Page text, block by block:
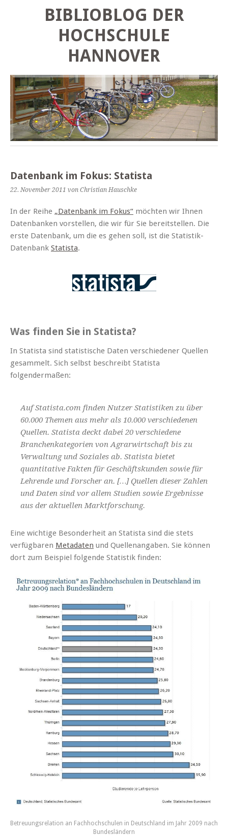
BIBLIOBLOG DER
HOCHSCHULE
HANNOVER
Datenbank im Fokus: Statista
22. November 2011 von Christian Hauschke
In der Reihe „Datenbank im Fokus“ möchten wir Ihnen
Datenbanken vorstellen, die wir für Sie bereitstellen. Die
erste Datenbank, um die es gehen soll, ist die Statistik-
Datenbank Statista.
Was finden Sie in Statista?
In Statista sind statistische Daten verschiedener Quellen
gesammelt. Sich selbst beschreibt Statista
folgendermaßen:
Auf Statista.com finden Nutzer Statistiken zu über
60.000 Themen aus mehr als 10.000 verschiedenen
Quellen. Statista deckt dabei 20 verschiedene
Branchenkategorien von Agrarwirtschaft bis zu
Verwaltung und Soziales ab. Statista bietet
quantitative Fakten für Geschäftskunden sowie für
Lehrende und Forscher an. […] Quellen dieser Zahlen
und Daten sind vor allem Studien sowie Ergebnisse
aus der aktuellen Marktforschung.
Eine wichtige Besonderheit an Statista sind die stets
verfügbaren Metadaten und Quellenangaben. Sie können
dort zum Beispiel folgende Statistik finden:
Betreuungsrelation an Fachhochschulen in Deutschland im Jahr 2009 nach
Bundesländern